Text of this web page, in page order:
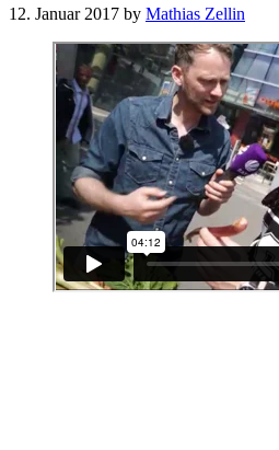
12. Januar 2017 by Mathias Zellin